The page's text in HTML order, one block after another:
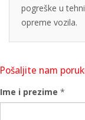
pogreške u
opreme vozila.
Pošaljite nam
Ime i prezime *